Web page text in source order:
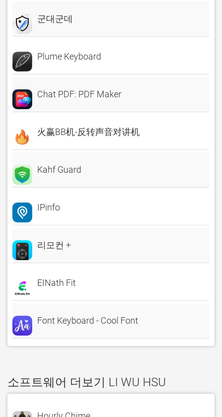
군대군데
Plume Keyboard
Chat PDF: PDF Maker
火赢BB机-反转声音对讲机
Kahf Guard
IPinfo
리모컨 +
EINath Fit
Font Keyboard - Cool Font
소프트웨어 더보기 LI WU HSU